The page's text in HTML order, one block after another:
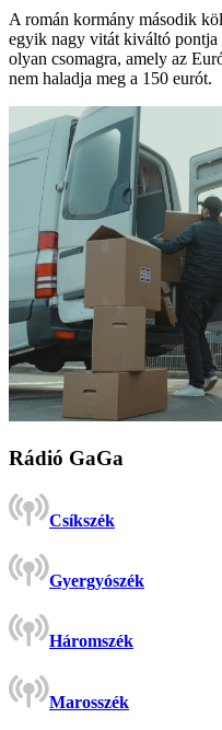
A román kormány második
egyik nagy vitát kiváltó pontja
olyan csomagra, amely az
nem haladja meg a 150 eurót.
Rádió GaGa
Csíkszék
Gyergyószék
Háromszék
Marosszék